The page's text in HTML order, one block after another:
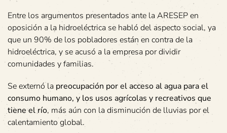
Entre los argumentos presentados ante la ARESEP en
oposición a la hidroeléctrica se habló del aspecto social, ya
que un 90% de los pobladores están en contra de la
hidroeléctrica, y se acusó a la empresa por dividir
comunidades y familias.
Se externó la preocupación por el acceso al agua para el
consumo humano, y los usos agrícolas y recreativos que
tiene el río, más aún con la disminución de lluvias por el
calentamiento global.